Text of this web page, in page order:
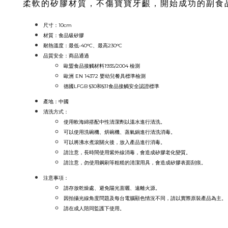
柔軟的矽膠材質，不傷寶寶牙齦，開始成功的副食
尺寸： 10cm
材質：食品級矽膠
耐熱溫度：最低-40°C、最高230°C
品質安全： 商品通過
歐盟食品接觸材料1935/2004 檢測
歐洲 EN 14372 嬰幼兒餐具標準檢測
德國LFGB §30和§31食品接觸安全認證標準
產地：中國
清洗方式：
使用軟海綿搭配中性清潔劑以溫水進行清洗。
可以使用洗碗機、烘碗機、蒸氣鍋進行清洗消毒。
可以將沸水煮滾關火後，放入產品進行消毒。
請注意，長時間使用紫外線消毒，會造成矽膠老化變質。
請注意，勿使用鋼刷等粗糙的清潔用具，會造成矽膠表面刮痕。
注意事項：
請存放乾燥處、避免陽光直曬、遠離火源。
因拍攝光線角度問題及每台電腦顯色情況不同，請以實際原裝產品為主。
請在成人陪同監護下使用。